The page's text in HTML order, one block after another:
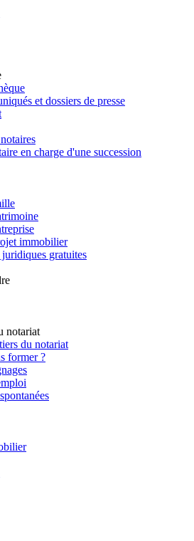
et dossiers de presse
en charge d'une succession
immobilier
gratuites
notariat
du notariat
former ?